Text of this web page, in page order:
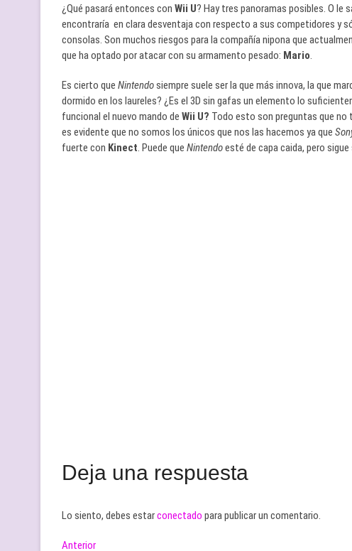
¿Qué pasará entonces con Wii U? Hay tres panoramas posibles. O le
encontraría en clara desventaja con respecto a sus competidores y
consolas. Son muchos riesgos para la compañía nipona que
que ha optado por atacar con su armamento pesado: Mario.
Es cierto que Nintendosiempre suele ser la que más innova, la que
dormido en los laureles? ¿Es el 3D sin gafas un elemento lo
funcional el nuevo mando de Wii U? Todo esto son preguntas que no
es evidente que no somos los únicos que nos las hacemos ya que
fuerte con Kinect. Puede que Nintendoesté de capa caida, pero sigue
Deja una respuesta
Lo siento, debes estarconectado para publicar un comentario.
AnteriorEntrada